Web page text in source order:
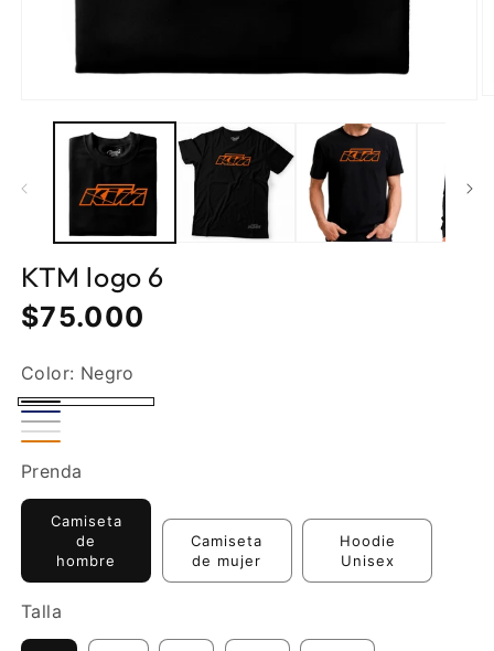
KTM logo 6
Precio
normal
$75.000
Color: Negro
Negro
Azul
oscuro
Gris
Blanco
Prenda
Camiseta
de
hombre
Camiseta
de mujer
Hoodie
Unisex
Talla